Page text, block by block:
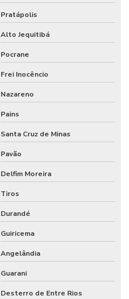
Pratápolis
Alto Jequitibá
Pocrane
Frei Inocêncio
Nazareno
Pains
Santa Cruz de Minas
Pavão
Delfim Moreira
Tiros
Durandé
Guiricema
Angelândia
Guarani
Desterro de Entre Rios